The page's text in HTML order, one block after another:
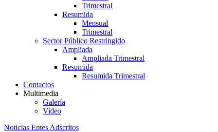
Trimestral
Resumida
Mensual
Trimestral
Sector Público Restringido
Ampliada
Ampliada Trimestral
Resumida
Resumida Trimestral
Contactos
Multimedia
Galería
Video
Noticias Entes Adscritos